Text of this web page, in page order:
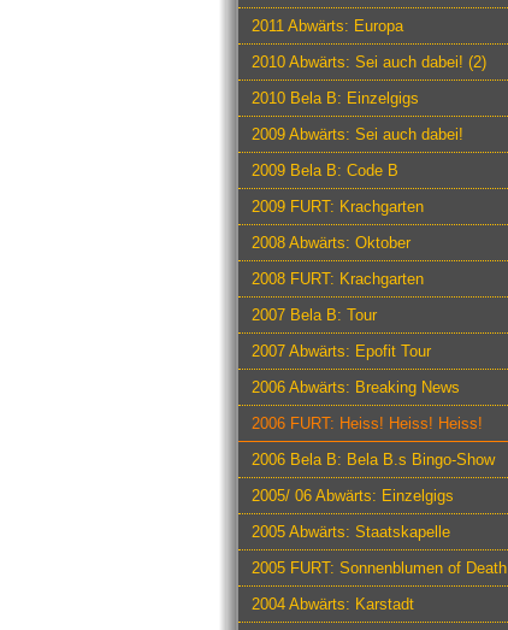
2011 Abwärts: Europa
2010 Abwärts: Sei auch dabei! (2)
2010 Bela B: Einzelgigs
2009 Abwärts: Sei auch dabei!
2009 Bela B: Code B
2009 FURT: Krachgarten
2008 Abwärts: Oktober
2008 FURT: Krachgarten
2007 Bela B: Tour
2007 Abwärts: Epofit Tour
2006 Abwärts: Breaking News
2006 FURT: Heiss! Heiss! Heiss!
2006 Bela B: Bela B.s Bingo-Show
2005/ 06 Abwärts: Einzelgigs
2005 Abwärts: Staatskapelle
2005 FURT: Sonnenblumen of Death
2004 Abwärts: Karstadt